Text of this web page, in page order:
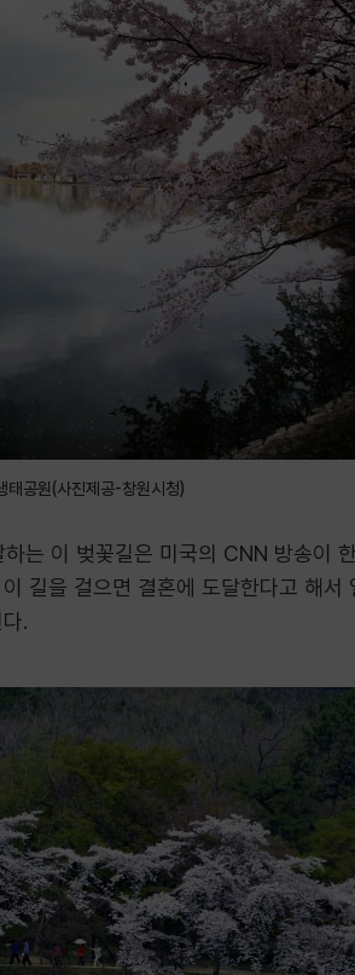
태공원(사진제공-창원시청)
는 이 벚꽃길은 미국의 CNN 방송이
길을 걸으면 결혼에 도달한다고 해서
.